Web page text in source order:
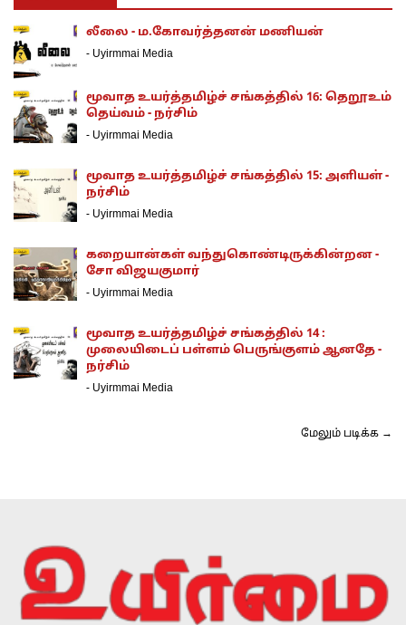
லீலை - ம.கோவர்த்தனன் மணியன்
- Uyirmmai Media
மூவாத உயர்த்தமிழ்ச் சங்கத்தில் 16: தெறூஉம்
தெய்வம் - நர்சிம்
- Uyirmmai Media
மூவாத உயர்த்தமிழ்ச் சங்கத்தில் 15: அளியள் -
நர்சிம்
- Uyirmmai Media
கறையான்கள் வந்துகொண்டிருக்கின்றன -
சோ விஜயகுமார்
- Uyirmmai Media
மூவாத உயர்த்தமிழ்ச் சங்கத்தில் 14 :
முலையிடைப் பள்ளம் பெருங்குளம் ஆனதே -
நர்சிம்
- Uyirmmai Media
மேலும் படிக்க →